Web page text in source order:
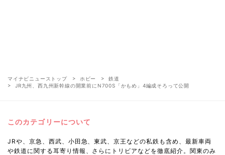
マイナビニューストップ ホビー
鉄道
JR九州、西九州新幹線の開業前にN700S「かもめ」4編成そろって公開
このカテゴリーについて
JRや、京急、西武、小田急、東武、京王などの私鉄も含め、最新車両
や鉄道に関する耳寄り情報、さらにトリビアなどを徹底紹介。関東のみ